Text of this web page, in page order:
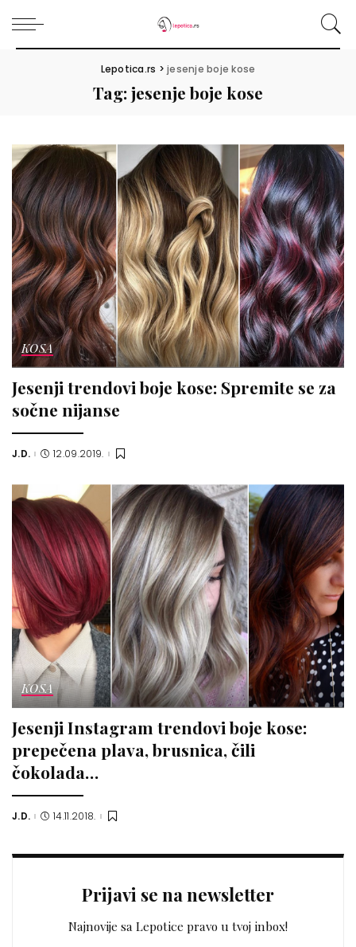
Lepotica.rs >jesenje boje kose
Tag:jesenje boje kose
KOSA
Jesenji trendovi boje kose: Spremite se za
sočne nijanse
Posted
J.D. 12.09.2019.
KOSA
Jesenji Instagram trendovi boje kose:
prepečena plava, brusnica, čili
čokolada…
Posted
J.D. 14.11.2018.
Prijavi se na newsletter
Najnovije sa Lepotice pravo u tvoj inbox!